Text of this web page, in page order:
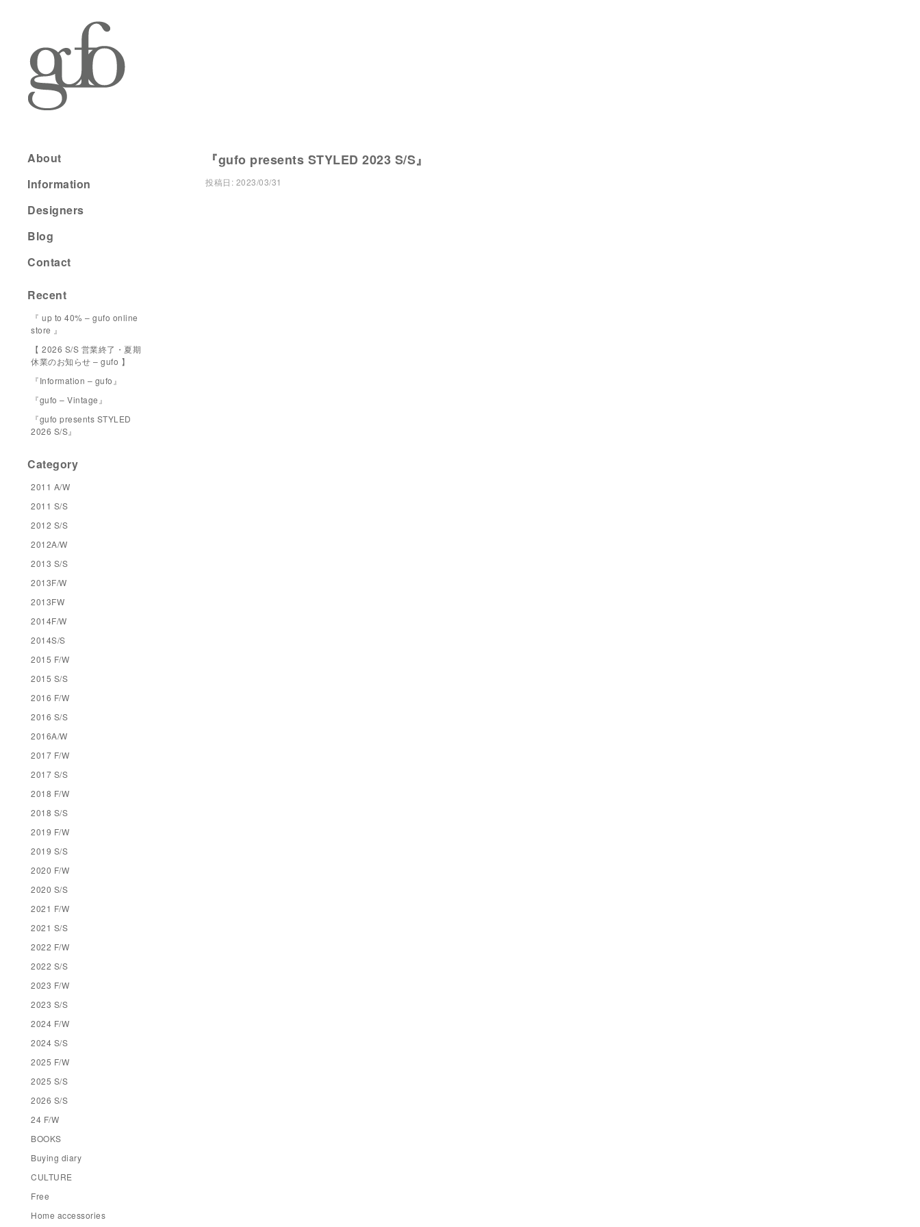
『gufo presents STYLED 2023 S/S』
投稿日: 2023/03/31
About
Information
Designers
Blog
Contact
Recent
『 up to 40% – gufo online
store 』
【 2026 S/S 営業終了・夏期
休業のお知らせ – gufo 】
『Information – gufo』
『gufo – Vintage』
『gufo presents STYLED
2026 S/S』
Category
2011 A/W
2011 S/S
2012 S/S
2012A/W
2013 S/S
2013F/W
2013FW
2014F/W
2014S/S
2015 F/W
2015 S/S
2016 F/W
2016 S/S
2016A/W
2017 F/W
2017 S/S
2018 F/W
2018 S/S
2019 F/W
2019 S/S
2020 F/W
2020 S/S
2021 F/W
2021 S/S
2022 F/W
2022 S/S
2023 F/W
2023 S/S
2024 F/W
2024 S/S
2025 F/W
2025 S/S
2026 S/S
24 F/W
BOOKS
Buying diary
CULTURE
Free
Home accessories